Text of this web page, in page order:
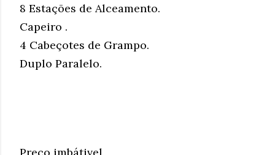
8 Estações de Alceamento.
Capeiro .
4 Cabeçotes de Grampo.
Duplo Paralelo.
Preço imbátivel